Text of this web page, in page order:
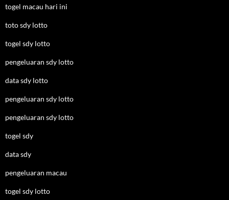
togel macau hari ini
toto sdy lotto
togel sdy lotto
pengeluaran sdy lotto
data sdy lotto
pengeluaran sdy lotto
pengeluaran sdy lotto
togel sdy
data sdy
pengeluaran macau
togel sdy lotto